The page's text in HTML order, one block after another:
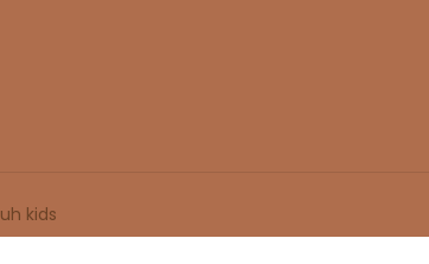
kids
Todos os direitos reservados.